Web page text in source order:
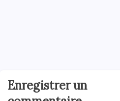
Enregistrer un